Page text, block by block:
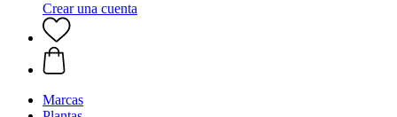
Crear una cuenta
Marcas